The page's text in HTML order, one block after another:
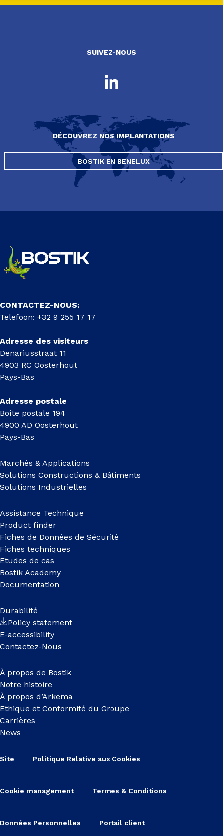
SUIVEZ-NOUS
DÉCOUVREZ NOS IMPLANTATIONS
BOSTIK EN BENELUX
CONTACTEZ-NOUS:
Telefoon: +32 9 255 17 17
Adresse des visiteurs
Denariusstraat 11
4903 RC Oosterhout
Pays-Bas
Adresse postale
Boîte postale 194
4900 AD Oosterhout
Pays-Bas
Marchés & Applications
Solutions Constructions & Bâtiments
Solutions Industrielles
Assistance Technique
Product finder
Fiches de Données de Sécurité
Fiches techniques
Etudes de cas
Bostik Academy
Documentation
Durabilité
Policy statement
E-accessibility
Contactez-Nous
À propos de Bostik
Notre histoire
À propos d’Arkema
Ethique et Conformité du Groupe
Carrières
News
Site Politique Relative aux Cookies
Cookie management Termes & Conditions
Données Personnelles Portail client